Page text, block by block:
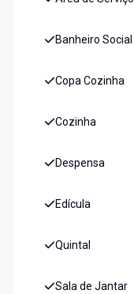
Banheiro Social
Copa Cozinha
Cozinha
Despensa
Edícula
Quintal
Sala de Jantar